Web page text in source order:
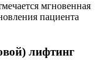
мгновенная
пациента
лифтинг